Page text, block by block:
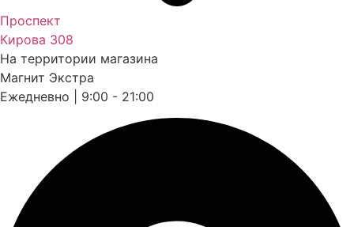
Проспект
Кирова 308
На территории магазина
Магнит Экстра
Ежедневно | 9:00 - 21:00